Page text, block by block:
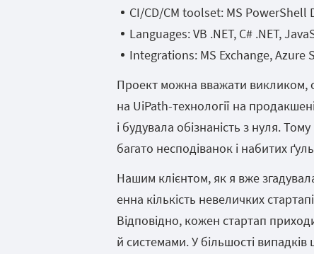
CI/CD/CM toolset: MS PowerShell
Languages: VB .NET, C# .NET,
Integrations: MS Exchange,
Проект можна вважати викликом,
на UiPath-технології на
і будувала обізнаність з нуля.
багато несподіванок і набитих
Нашим клієнтом, як я вже
енна кількість невеличких
Відповідно, кожен стартап
й системами. У більшості випадків